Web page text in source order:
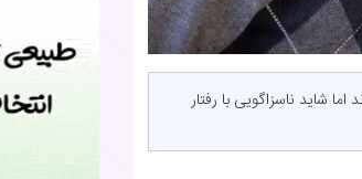
شاید ناسزاگویی با رفتار